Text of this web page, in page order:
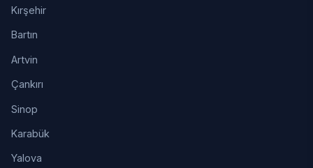
Kırşehir
Bartın
Artvin
Çankırı
Sinop
Karabük
Yalova